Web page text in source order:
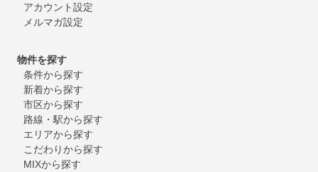
アカウント設定
メルマガ設定
物件を探す
条件から探す
新着から探す
市区から探す
路線・駅から探す
エリアから探す
こだわりから探す
MIXから探す